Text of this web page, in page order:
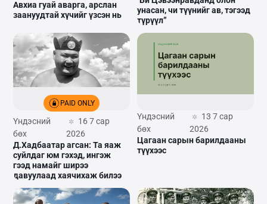
Авхиа гуай аварга, арслан
заануудтай хүчийг үзсэн нь
унасан, чи түүнийг ав, тэгээд
түрүүл”
PAID ONLY
Үндэсний
бөх
16 7 сар
2026
Д.Хадбаатар агсан: Та яаж
суйлдаг юм гэхэд, ингэж
гээд намайг ширээ
давуулаад хаячихаж билээ
Үндэсний
бөх
13 7 сар
2026
Цагаан сарын барилдааны
түүхээс